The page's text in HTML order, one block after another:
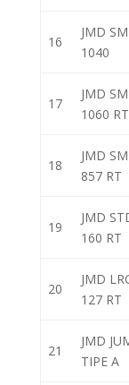
16
JMD
1040
17
JMD
1060 RT
18
JMD
857 RT
19
JMD
160 RT
20
JMD
127 RT
21
JMD
TIPE A